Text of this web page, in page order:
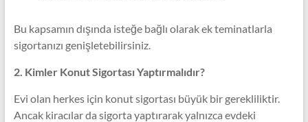
Bu kapsamın dışında isteğe bağlı olarak ek teminatlarla
sigortanızı genişletebilirsiniz.
2. Kimler Konut Sigortası Yaptırmalıdır?
Evi olan herkes için konut sigortası büyük bir gerekliliktir.
Ancak kiracılar da sigorta yaptırarak yalnızca evdeki